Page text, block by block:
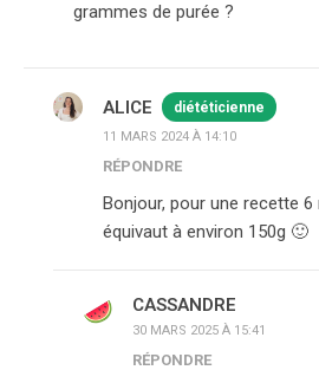
grammes de purée ?
ALICE diététicienne
11 MARS 2024 À 14:10
RÉPONDRE
Bonjour, pour une recette
équivaut à environ 150g 🙂
CASSANDRE
30 MARS 2025 À 15:41
RÉPONDRE